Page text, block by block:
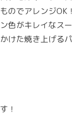
のでアレンジ
色がキレイなス
けた焼き上げる
！